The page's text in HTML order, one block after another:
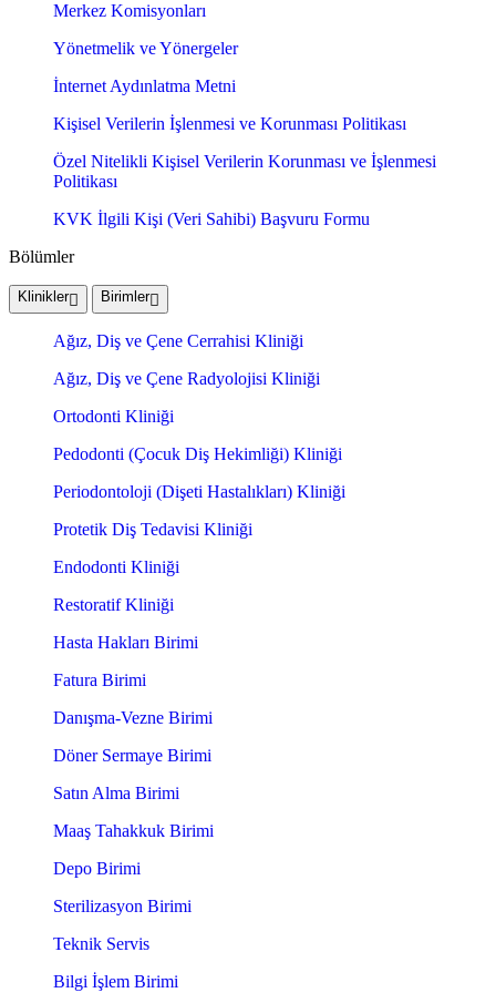
Merkez Komisyonları
Yönetmelik ve Yönergeler
İnternet Aydınlatma Metni
Kişisel Verilerin İşlenmesi ve Korunması Politikası
Özel Nitelikli Kişisel Verilerin Korunması ve İşlenmesi
Politikası
KVK İlgili Kişi (Veri Sahibi) Başvuru Formu
Bölümler
Klinikler Birimler
Ağız, Diş ve Çene Cerrahisi Kliniği
Ağız, Diş ve Çene Radyolojisi Kliniği
Ortodonti Kliniği
Pedodonti (Çocuk Diş Hekimliği) Kliniği
Periodontoloji (Dişeti Hastalıkları) Kliniği
Protetik Diş Tedavisi Kliniği
Endodonti Kliniği
Restoratif Kliniği
Hasta Hakları Birimi
Fatura Birimi
Danışma-Vezne Birimi
Döner Sermaye Birimi
Satın Alma Birimi
Maaş Tahakkuk Birimi
Depo Birimi
Sterilizasyon Birimi
Teknik Servis
Bilgi İşlem Birimi